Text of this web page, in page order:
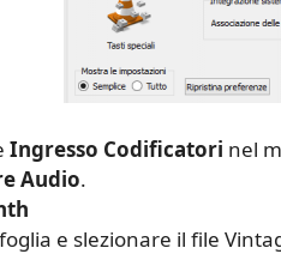
Ingresso Codificatori nel
Audio.
e slezionare il file